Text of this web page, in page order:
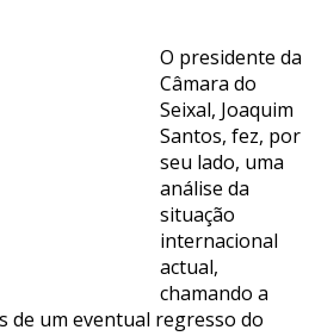
O presidente da
Câmara do
Seixal, Joaquim
Santos, fez, por
seu lado, uma
análise da
situação
internacional
actual,
chamando a
de um eventual regresso do